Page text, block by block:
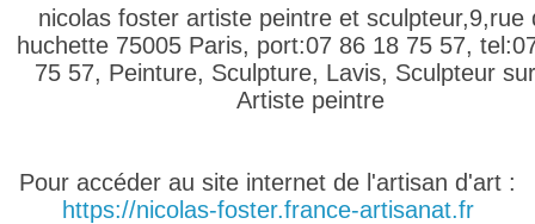
nicolas foster artiste peintre et sculpteur,9,rue
huchette 75005 Paris, port:07 86 18 75 57,
75 57, Peinture, Sculpture, Lavis, Sculpteur
Artiste peintre
Pour accéder au site internet de l'artisan d'art :
https://nicolas-foster.france-artisanat.fr